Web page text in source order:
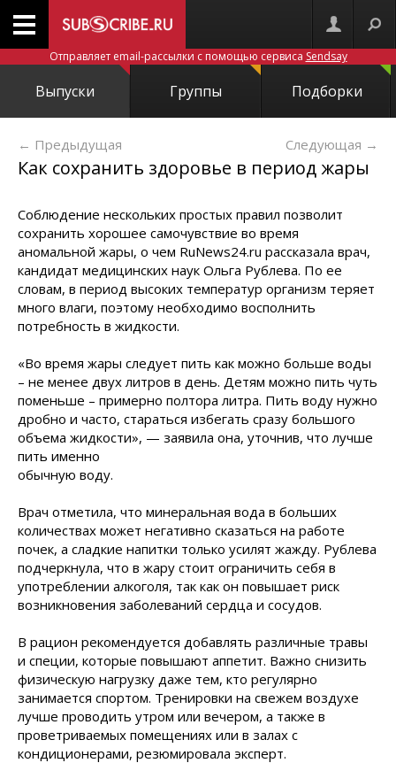
Отправляет email-рассылки с помощью сервиса Sendsay
Выпуски Группы Подборки
← Предыдущая Следующая →
Как сохранить здоровье в период жары
Соблюдение нескольких простых правил позволит
сохранить хорошее самочувствие во время
аномальной жары, о чем RuNews24.ru рассказала врач,
кандидат медицинских наук Ольга Рублева. По ее
словам, в период высоких температур организм теряет
много влаги, поэтому необходимо восполнить
потребность в жидкости.
«Во время жары следует пить как можно больше воды
– не менее двух литров в день. Детям можно пить чуть
поменьше – примерно полтора литра. Пить воду нужно
дробно и часто, стараться избегать сразу большого
объема жидкости», — заявила она, уточнив, что лучше
пить именно
обычную воду.
Врач отметила, что минеральная вода в больших
количествах может негативно сказаться на работе
почек, а сладкие напитки только усилят жажду. Рублева
подчеркнула, что в жару стоит ограничить себя в
употреблении алкоголя, так как он повышает риск
возникновения заболеваний сердца и сосудов.
В рацион рекомендуется добавлять различные травы
и специи, которые повышают аппетит. Важно снизить
физическую нагрузку даже тем, кто регулярно
занимается спортом. Тренировки на свежем воздухе
лучше проводить утром или вечером, а также в
проветриваемых помещениях или в залах с
кондиционерами, резюмировала эксперт.